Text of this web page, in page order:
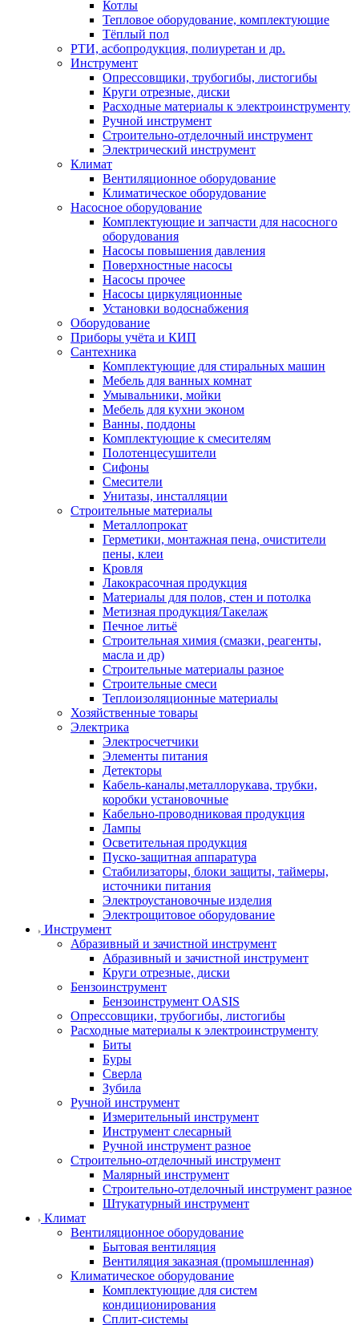
Котлы
Тепловое оборудование, комплектующие
Тёплый пол
РТИ, асбопродукция, полиуретан и др.
Инструмент
Опрессовщики, трубогибы, листогибы
Круги отрезные, диски
Расходные материалы к электроинструменту
Ручной инструмент
Строительно-отделочный инструмент
Электрический инструмент
Климат
Вентиляционное оборудование
Климатическое оборудование
Насосное оборудование
Комплектующие и запчасти для насосного
оборудования
Насосы повышения давления
Поверхностные насосы
Насосы прочее
Насосы циркуляционные
Установки водоснабжения
Оборудование
Приборы учёта и КИП
Сантехника
Комплектующие для стиральных машин
Мебель для ванных комнат
Умывальники, мойки
Мебель для кухни эконом
Ванны, поддоны
Комплектующие к смесителям
Полотенцесушители
Сифоны
Смесители
Унитазы, инсталляции
Строительные материалы
Металлопрокат
Герметики, монтажная пена, очистители
пены, клеи
Кровля
Лакокрасочная продукция
Материалы для полов, стен и потолка
Метизная продукция/Такелаж
Печное литьё
Строительная химия (смазки, реагенты,
масла и др)
Строительные материалы разное
Строительные смеси
Теплоизоляционные материалы
Хозяйственные товары
Электрика
Электросчетчики
Элементы питания
Детекторы
Кабель-каналы,металлорукава, трубки,
коробки установочные
Кабельно-проводниковая продукция
Лампы
Осветительная продукция
Пуско-защитная аппаратура
Стабилизаторы, блоки защиты, таймеры,
источники питания
Электроустановочные изделия
Электрощитовое оборудование
Инструмент
Абразивный и зачистной инструмент
Абразивный и зачистной инструмент
Круги отрезные, диски
Бензоинструмент
Бензоинструмент OASIS
Опрессовщики, трубогибы, листогибы
Расходные материалы к электроинструменту
Биты
Буры
Сверла
Зубила
Ручной инструмент
Измерительный инструмент
Инструмент слесарный
Ручной инструмент разное
Строительно-отделочный инструмент
Малярный инструмент
Строительно-отделочный инструмент разное
Штукатурный инструмент
Климат
Вентиляционное оборудование
Бытовая вентиляция
Вентиляция заказная (промышленная)
Климатическое оборудование
Комплектующие для систем
кондиционирования
Сплит-системы